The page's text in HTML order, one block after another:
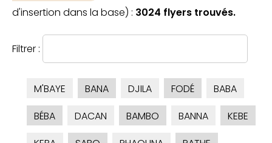
d'insertion dans la base) : 3024 flyers trouvés.
Filtrer :
M'BAYE BANA DJILA FODÉ
BABA
BÉBA
DACAN BAMBO BANNA
KEBE